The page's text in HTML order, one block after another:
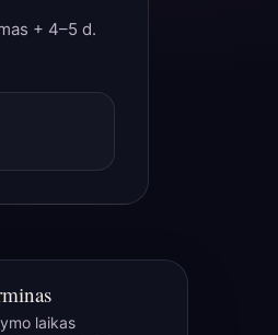
+ 4–5 d.
laikas